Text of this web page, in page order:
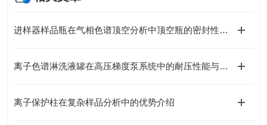
进样器样品瓶在气相色谱顶空分析中顶空瓶的密封性与耐压性测试
离子色谱淋洗液罐在高压梯度泵系统中的耐压性能与密封设计
离子保护柱在复杂样品分析中的优势介绍